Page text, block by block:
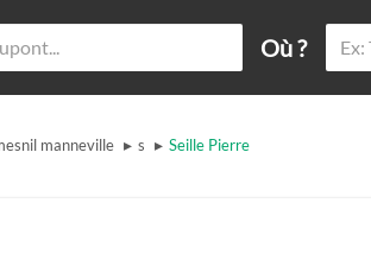
Où ?
manneville ▸ s ▸ Seille Pierre